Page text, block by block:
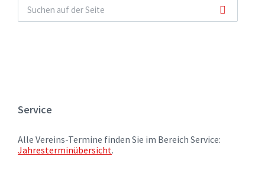
Service
Alle Vereins-Termine finden Sie im Bereich Service:
Jahresterminübersicht.